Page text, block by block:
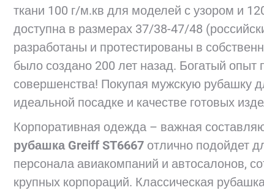
ткани 100 г/м.кв для моделей с узором и
доступна в размерах 37/38-47/48
разработаны и протестированы в
было создано 200 лет назад. Богатый опыт
совершенства! Покупая мужскую рубашку
идеальной посадке и качестве готовых
Корпоративная одежда – важная
рубашкаGreiff ST6667 отлично подойдет
персонала авиакомпаний и автосалонов,
крупных корпораций. Классическая